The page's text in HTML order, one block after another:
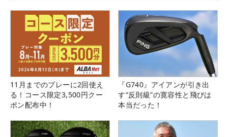
11月までのプレーに2回使え
る！コース限定3,500円クー
ポン配布中！
『G740』アイアンが引き出
す“反則級”の寛容性と飛びは
本当だった！